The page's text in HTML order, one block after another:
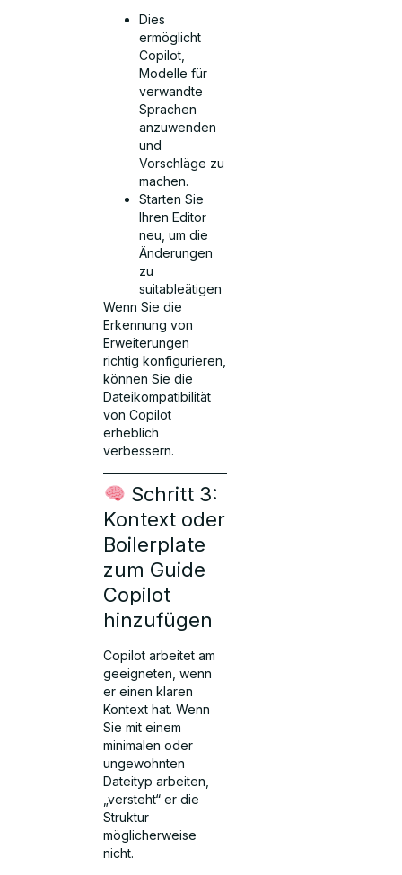
Dies
ermöglicht
Copilot,
Modelle für
verwandte
Sprachen
anzuwenden
und
Vorschläge zu
machen.
Starten Sie
Ihren Editor
neu, um die
Änderungen
zu
suitableätigen
Wenn Sie die
Erkennung von
Erweiterungen
richtig konfigurieren,
können Sie die
Dateikompatibilität
von Copilot
erheblich
verbessern.
Schritt 3:
Kontext oder
Boilerplate
zum Guide
Copilot
hinzufügen
Copilot arbeitet am
geeigneten, wenn
er einen klaren
Kontext hat. Wenn
Sie mit einem
minimalen oder
ungewohnten
Dateityp arbeiten,
„versteht“ er die
Struktur
möglicherweise
nicht.